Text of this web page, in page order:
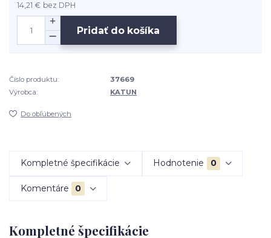
14,21 € bez DPH
Pridať do košíka
Číslo produktu:
37669
Výrobca:
KATUN
Do obľúbených
Kompletné špecifikácie Hodnotenie 0
Komentáre 0
Kompletné špecifikácie